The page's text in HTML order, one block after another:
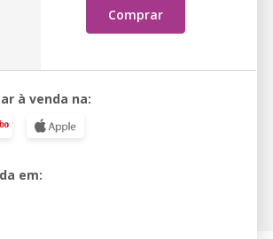
Comprar
à venda na:
em: